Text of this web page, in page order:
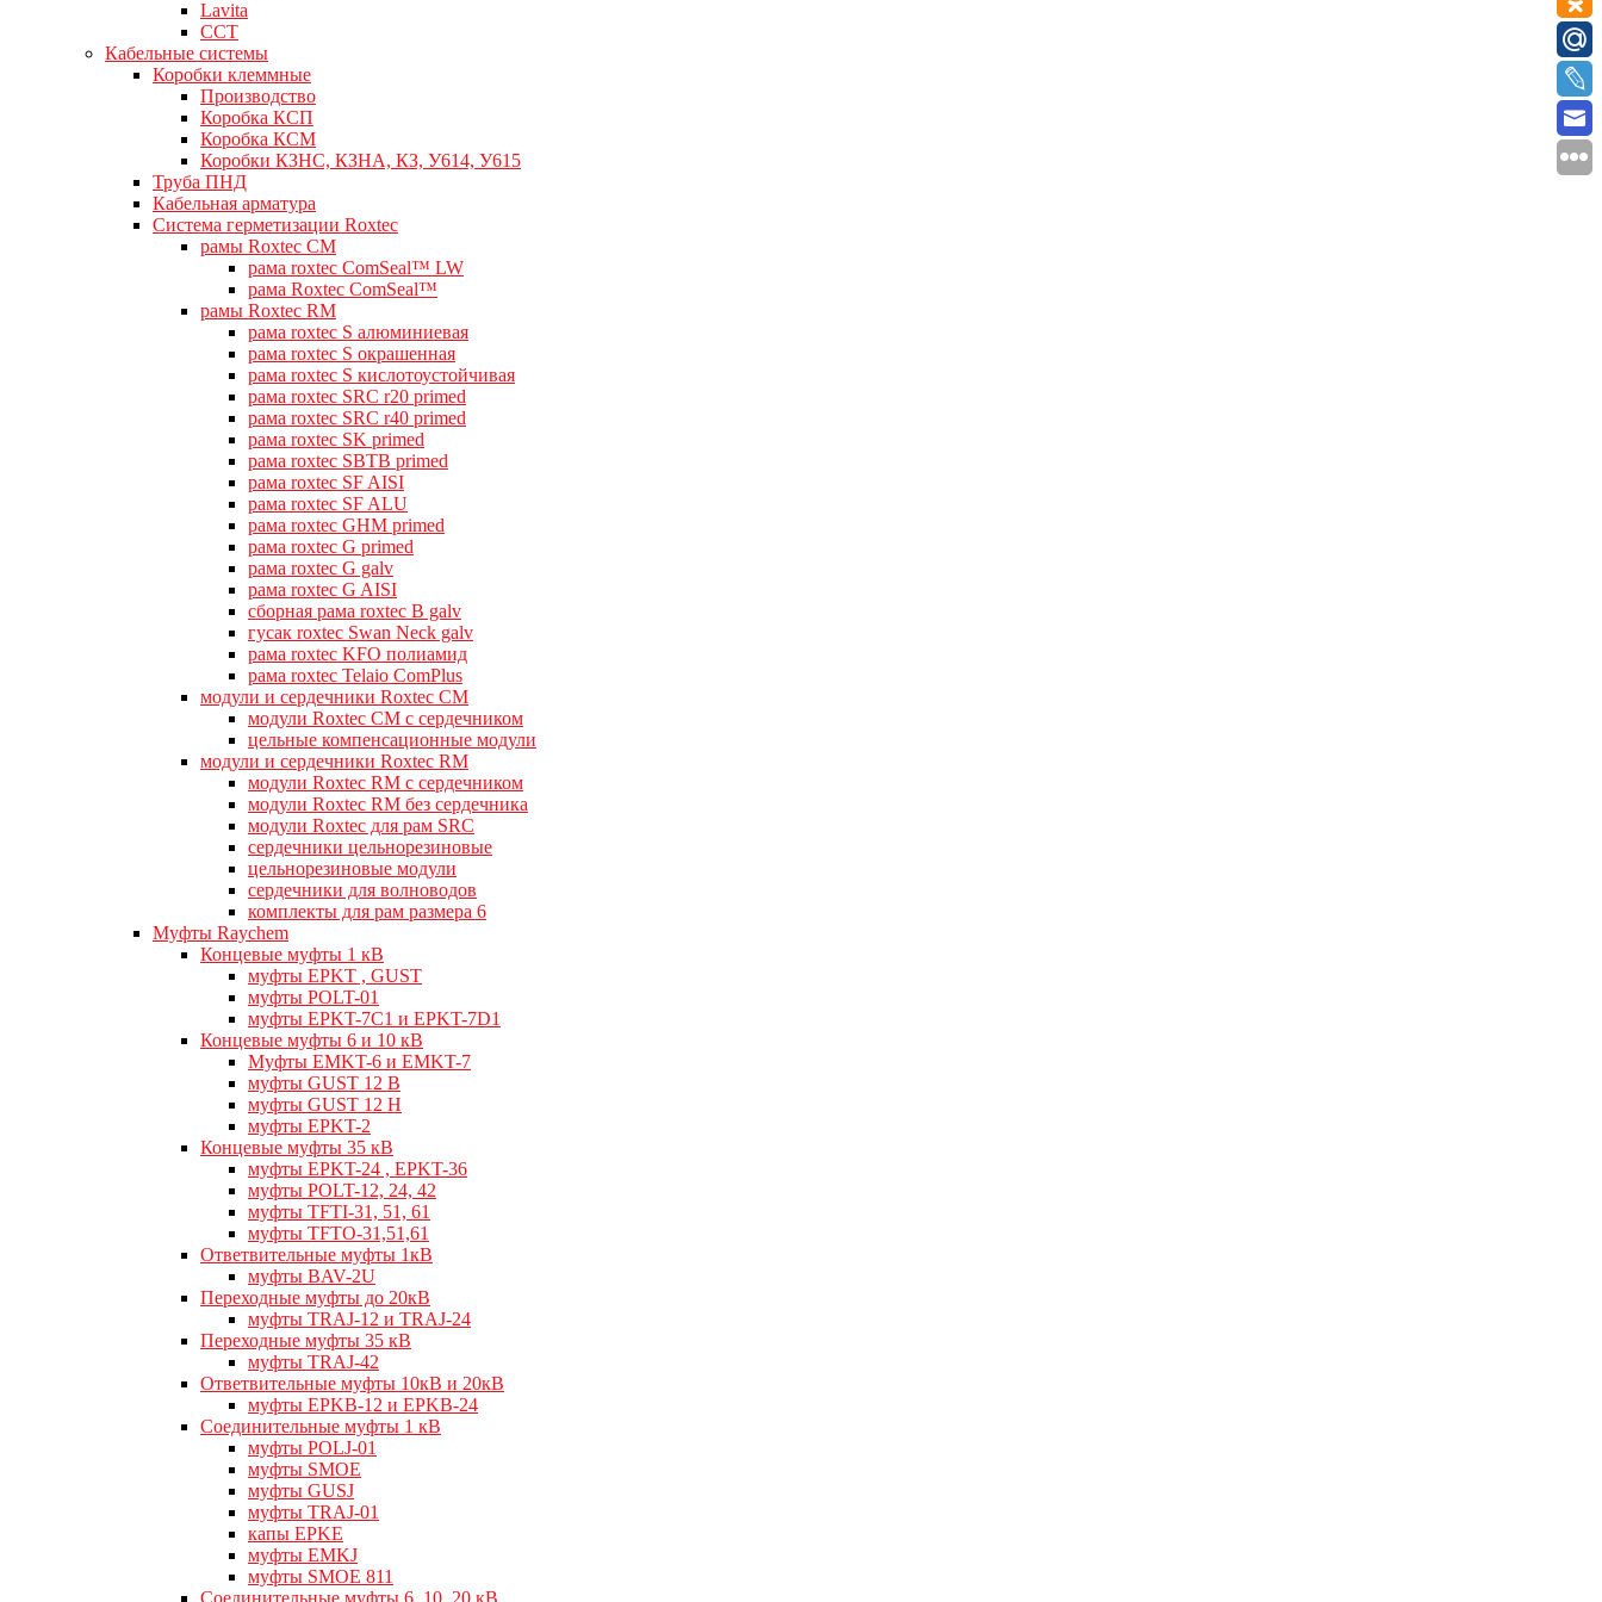
Lavita
CCT
Кабельные системы
Коробки клеммные
Производство
Коробка КСП
Коробка КСМ
Коробки КЗНС, КЗНА, КЗ, У614, У615
Труба ПНД
Кабельная арматура
Система герметизации Roxtec
рамы Roxtec CM
рама roxtec ComSeal™ LW
рама Roxtec ComSeal™
рамы Roxtec RM
рама roxtec S алюминиевая
рама roxtec S окрашенная
рама roxtec S кислотоустойчивая
рама roxtec SRC r20 primed
рама roxtec SRC r40 primed
рама roxtec SK primed
рама roxtec SBTB primed
рама roxtec SF AISI
рама roxtec SF ALU
рама roxtec GHM primed
рама roxtec G primed
рама roxtec G galv
рама roxtec G AISI
сборная рама roxtec B galv
гусак roxtec Swan Neck galv
рама roxtec KFO полиамид
рама roxtec Telaio ComPlus
модули и сердечники Roxtec CM
модули Roxtec CM с сердечником
цельные компенсационные модули
модули и сердечники Roxtec RM
модули Roxtec RM с сердечником
модули Roxtec RM без сердечника
модули Roxtec для рам SRC
сердечники цельнорезиновые
цельнорезиновые модули
сердечники для волноводов
комплекты для рам размера 6
Муфты Raychem
Концевые муфты 1 кВ
муфты EPKT , GUST
муфты POLT-01
муфты EPKT-7C1 и EPKT-7D1
Концевые муфты 6 и 10 кВ
Муфты EMKT-6 и EMKT-7
муфты GUST 12 В
муфты GUST 12 Н
муфты EPKT-2
Концевые муфты 35 кВ
муфты EPKT-24 , EPKT-36
муфты POLT-12, 24, 42
муфты TFTI-31, 51, 61
муфты TFTO-31,51,61
Ответвительные муфты 1кВ
муфты BAV-2U
Переходные муфты до 20кВ
муфты TRAJ-12 и TRAJ-24
Переходные муфты 35 кВ
муфты TRAJ-42
Ответвительные муфты 10кВ и 20кВ
муфты EPKB-12 и EPKB-24
Cоединительные муфты 1 кВ
муфты POLJ-01
муфты SMOE
муфты GUSJ
муфты TRAJ-01
капы EPKE
муфты EMKJ
муфты SMOE 811
Соединительные муфты 6, 10, 20 кВ